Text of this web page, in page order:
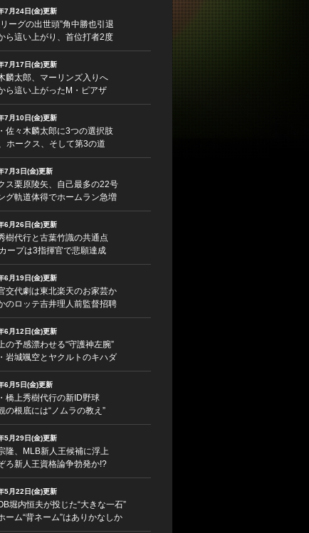
7月24日(金)更新
ーグの出世頭”角中勝也引退
ら這い上がり、首位打者2度
7月17日(金)更新
麟太郎、マーリンズ入りへ
ら這い上がったM・ピアザ
7月10日(金)更新
佐々木麟太郎に3つの選択肢
ホークス、そして第3の道
7月3日(金)更新
ス栗原陵矢、自己最多の22号
グ軌道体得でホームラン急増
6月26日(金)更新
樹代行と古葉竹識の共通点
ープは3指揮官で悲願達成
6月19日(金)更新
交代劇は東北楽天のお家芸か
のロッテ吉井理人前監督招聘
6月12日(金)更新
の予感漂わせる“守護神左腕”
岩城颯空とヤクルトのキハダ
6月5日(金)更新
橋上秀樹代行の新ID野球
の根底には“ノムラの教え”
5月29日(金)更新
隆、MLB新人王候補に浮上
ろ新人王資格論争勃発か!?
5月22日(金)更新
堀内恒夫が投じた“大きな一石”
ーム“背ネーム”はありかなしか